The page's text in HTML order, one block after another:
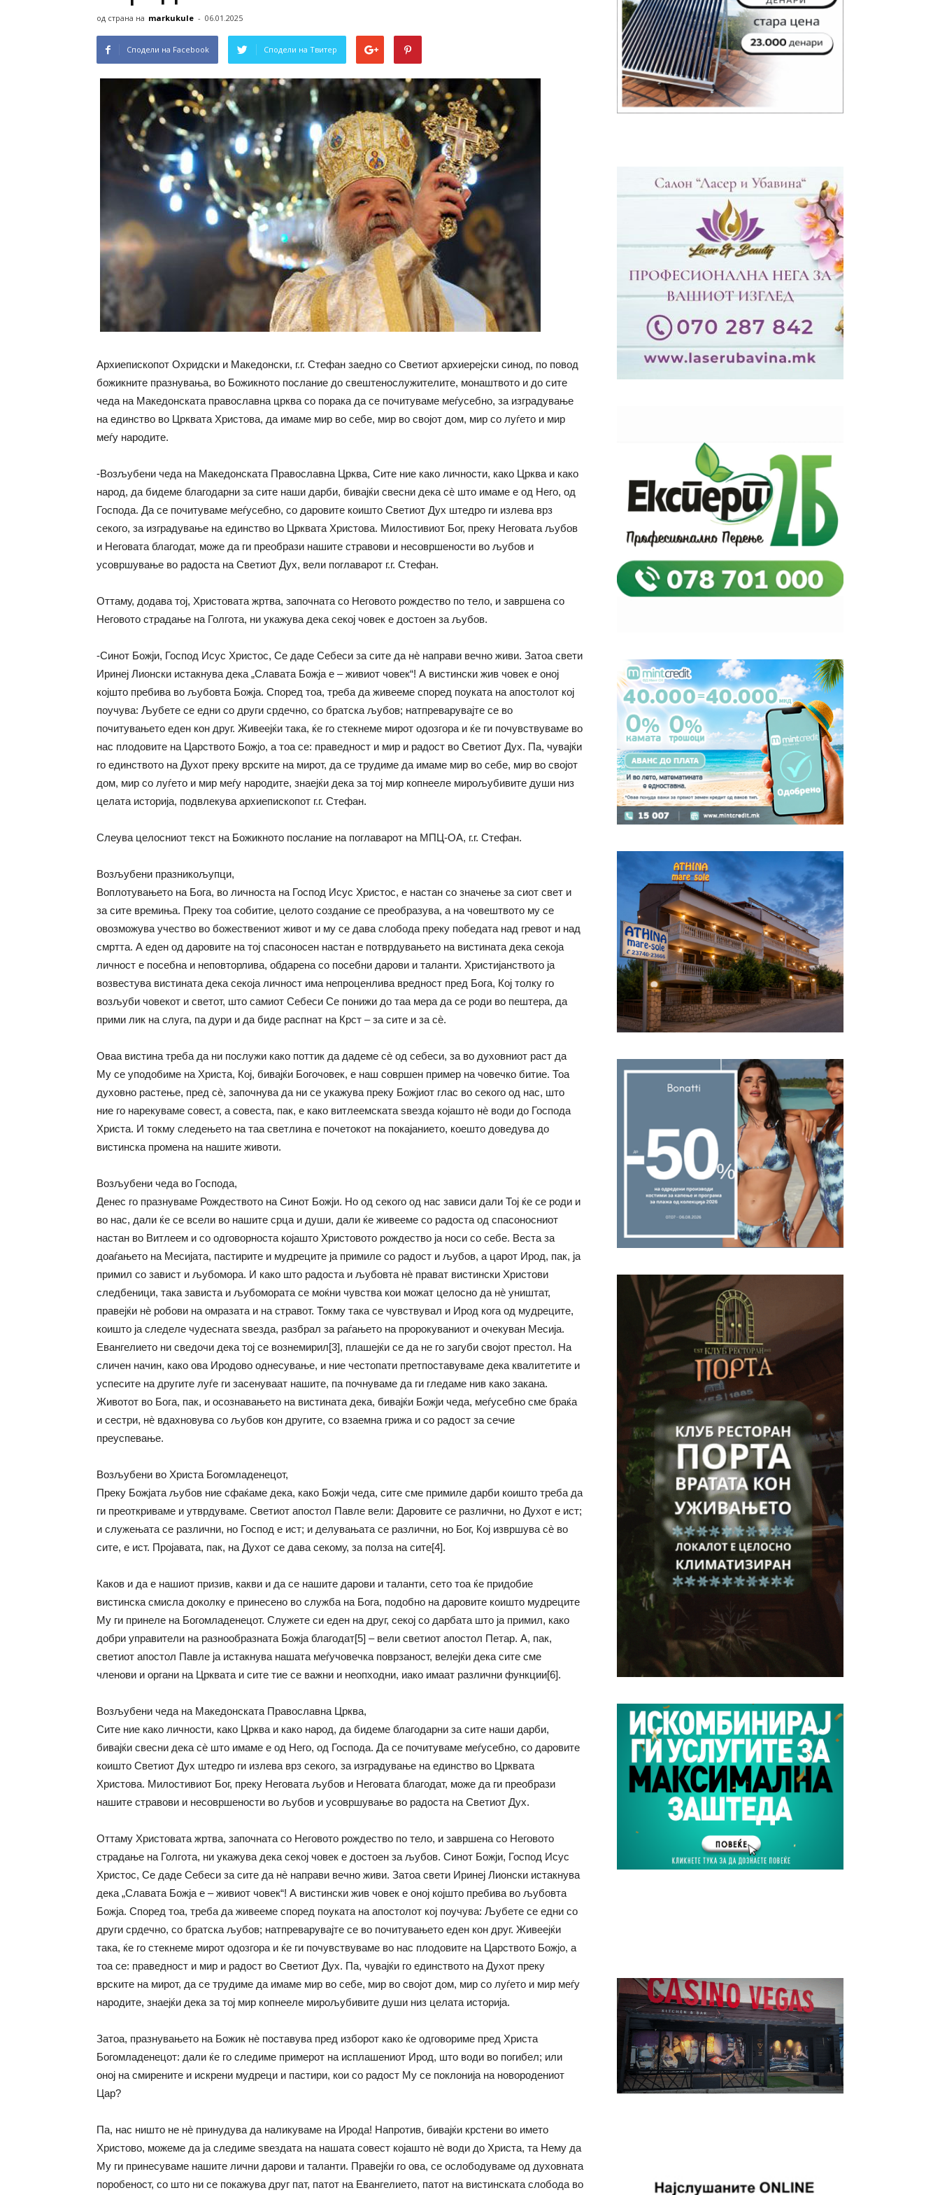
од страна на markukule - 06.01.2025
Сподели на Facebook Сподели на Твитер
Архиепископот Охридски и Македонски, г.г. Стефан заедно со Светиот архиерејски синод, по повод
божикните празнувања, во Божикното послание до свештенослужителите, монаштвото и до сите
чеда на Македонската православна црква со порака да се почитуваме меѓусебно, за изградување
на единство во Црквата Христова, да имаме мир во себе, мир во својот дом, мир со луѓето и мир
меѓу народите.
-Возљубени чеда на Македонската Православна Црква, Сите ние како личности, како Црква и како
народ, да бидеме благодарни за сите наши дарби, бивајќи свесни дека сè што имаме е од Него, од
Господа. Да се почитуваме меѓусебно, со даровите коишто Светиот Дух штедро ги излева врз
секого, за изградување на единство во Црквата Христова. Милостивиот Бог, преку Неговата љубов
и Неговата благодат, може да ги преобрази нашите стравови и несовршености во љубов и
усовршување во радоста на Светиот Дух, вели поглаварот г.г. Стефан.
Оттаму, додава тој, Христовата жртва, започната со Неговото рождество по тело, и завршена со
Неговото страдање на Голгота, ни укажува дека секој човек е достоен за љубов.
-Синот Божји, Господ Исус Христос, Се даде Себеси за сите да нè направи вечно живи. Затоа свети
Иринеј Лионски истакнува дека „Славата Божја е – живиот човек“! А вистински жив човек е оној
којшто пребива во љубовта Божја. Според тоа, треба да живееме според поуката на апостолот кој
поучува: Љубете се едни со други срдечно, со братска љубов; натпреварувајте се во
почитувањето еден кон друг. Живеејќи така, ќе го стекнеме мирот одозгора и ќе ги почувствуваме во
нас плодовите на Царството Божјо, а тоа се: праведност и мир и радост во Светиот Дух. Па, чувајќи
го единството на Духот преку врските на мирот, да се трудиме да имаме мир во себе, мир во својот
дом, мир со луѓето и мир меѓу народите, знаејќи дека за тој мир копнееле мирољубивите души низ
целата историја, подвлекува архиепископот г.г. Стефан.
Слеува целосниот текст на Божикното послание на поглаварот на МПЦ-ОА, г.г. Стефан.
Возљубени празникољупци,
Воплотувањето на Бога, во личноста на Господ Исус Христос, е настан со значење за сиот свет и
за сите времиња. Преку тоа собитие, целото создание се преоб­разува, а на човештвото му се
овозможува учество во божествениот живот и му се дава слобода преку победата над гревот и над
смртта. А еден од даровите на тој спасоносен настан е потврдувањето на вистината дека секоја
личност е посебна и неповторлива, обдарена со посебни дарови и таланти. Христијанството ја
возвестува вистината дека секоја личност има непроценлива вредност пред Бога, Кој толку го
возљуби човекот и светот, што самиот Себеси Се понижи до таа мера да се роди во пештера, да
прими лик на слуга, па дури и да биде распнат на Крст – за сите и за сè.
Оваа вистина треба да ни послужи како поттик да дадеме сè од себеси, за во духовниот раст да
Му се уподобиме на Христа, Кој, бивајќи Богочовек, е наш совршен пример на човечко битие. Тоа
духовно растење, пред сè, започнува да ни се укажува преку Божјиот глас во секого од нас, што
ние го нарекуваме совест, а совеста, пак, е како витлеемската ѕвезда којашто нè води до Господа
Христа. И токму следењето на таа светлина е почетокот на покајанието, коешто доведува до
вистинска промена на нашите животи.
Возљубени чеда во Господа,
Денес го празнуваме Рождеството на Синот Божји. Но од секого од нас зависи дали Тој ќе се роди и
во нас, дали ќе се всели во нашите срца и души, дали ќе живееме со радоста од спасоносниот
настан во Витлеем и со одговорноста којашто Христовото рождество ја носи со себе. Веста за
доаѓањето на Месијата, пастирите и мудреците ја примиле со радост и љубов, а царот Ирод, пак, ја
примил со завист и љубомора. И како што радоста и љубовта нè прават вистински Христови
следбеници, така зависта и љубомората се моќни чувства кои можат целосно да нè уништат,
правејќи нè робови на омразата и на стравот. Токму така се чувствувал и Ирод кога од мудреците,
коишто ја следеле чудесната ѕвезда, разбрал за раѓањето на пророкуваниот и очекуван Месија.
Евангелието ни сведочи дека тој се вознемирил[3], плашејќи се да не го загуби својот престол. На
сличен начин, како ова Иродово однесување, и ние честопати претпоставуваме дека квалитетите и
успесите на другите луѓе ги засенуваат нашите, па почнуваме да ги гледаме нив како закана.
Животот во Бога, пак, и осознавањето на вистината дека, бивајќи Божји чеда, меѓусебно сме браќа
и сестри, нè вдахновува со љубов кон другите, со взаемна грижа и со радост за сечие
преуспевање.
Возљубени во Христа Богомладенецот,
Преку Божјата љубов ние сфаќаме дека, како Божји чеда, сите сме примиле дарби коишто треба да
ги преоткриваме и утврдуваме. Светиот апостол Павле вели: Даровите се различни, но Духот е ист;
и служењата се различни, но Господ е ист; и делувањата се различни, но Бог, Кој извршува сè во
сите, е ист. Пројавата, пак, на Духот се дава секому, за полза на сите[4].
Каков и да е нашиот призив, какви и да се нашите дарови и таланти, сето тоа ќе придобие
вистинска смисла доколку е принесено во служба на Бога, подобно на даровите коишто мудреците
Му ги принеле на Богомладенецот. Служете си еден на друг, секој со дарбата што ја примил, како
добри управители на разнообразната Божја благодат[5] – вели светиот апостол Петар. А, пак,
светиот апостол Павле ја истакнува нашата меѓучовечка поврзаност, велејќи дека сите сме
членови и органи на Црквата и сите тие се важни и неопходни, иако имаат различни функции[6].
Возљубени чеда на Македонската Православна Црква,
Сите ние како личности, како Црква и како народ, да бидеме благодарни за сите наши дарби,
бивајќи свесни дека сè што имаме е од Него, од Господа. Да се почитуваме меѓусебно, со даровите
коишто Светиот Дух штедро ги излева врз секого, за изградување на единство во Црквата
Христова. Милостивиот Бог, преку Неговата љубов и Неговата благодат, може да ги преобрази
нашите стравови и несовршености во љубов и усовршување во радоста на Светиот Дух.
Оттаму Христовата жртва, започната со Неговото рождество по тело, и завршена со Неговото
страдање на Голгота, ни укажува дека секој човек е достоен за љубов. Синот Божји, Господ Исус
Христос, Се даде Себеси за сите да нè направи вечно живи. Затоа свети Иринеј Лионски истакнува
дека „Славата Божја е – живиот човек“! А вистински жив човек е оној којшто пребива во љубовта
Божја. Според тоа, треба да живееме според поуката на апостолот кој поучува: Љубете се едни со
други срдечно, со братска љубов; натпреварувајте се во почитувањето еден кон друг. Живеејќи
така, ќе го стекнеме мирот одозгора и ќе ги почувствуваме во нас плодовите на Царството Божјо, а
тоа се: праведност и мир и радост во Светиот Дух. Па, чувајќи го единството на Духот преку
врските на мирот, да се трудиме да имаме мир во себе, мир во својот дом, мир со луѓето и мир меѓу
народите, знаејќи дека за тој мир копнееле мирољубивите души низ целата историја.
Затоа, празнувањето на Божик нè поставува пред изборот како ќе одговориме пред Христа
Богомладенец­от: дали ќе го следиме примерот на исплашениот Ирод, што води во погибел; или
оној на смирените и искрени мудреци и пастири, кои со радост Му се поклонија на новородениот
Цар?
Па, нас ништо не нè принудува да наликуваме на Ирода! Напротив, бивајќи крстени во името
Христово, можеме да ја следиме ѕвездата на нашата совест којашто нè води до Христа, та Нему да
Му ги принесуваме нашите лични дарови и таланти. Правејќи го ова, се ослободуваме од духовната
поробеност, со што ни се покажува друг пат, патот на Евангелието, патот на вистинската слобода во